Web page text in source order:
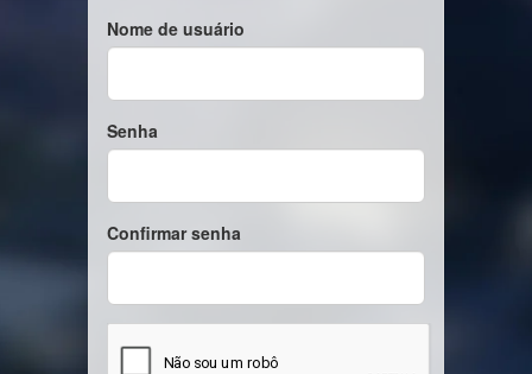
Nome de usuário
Senha
Confirmar senha